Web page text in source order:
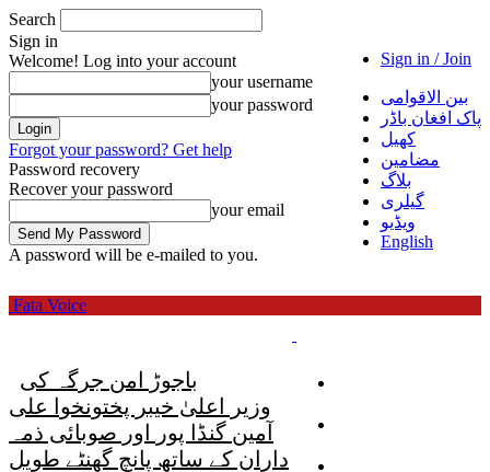
Search
Sign in / Join
بین الاقوامی
پاک افغان باڈر
کھیل
مضامین
بلاگ
گیلری
ویڈیو
English
Sign in
Welcome! Log into your account
your username
your password
Forgot your password? Get help
Password recovery
Recover your password
your email
A password will be e-mailed to you.
Fata Voice
باجوڑ امن جرگہ کی
وزیر اعلیٰ خیبر پختونخوا علی
آمین گنڈا پور اور صوبائی ذمہ
داران کے ساتھ پانچ گھنٹے طویل